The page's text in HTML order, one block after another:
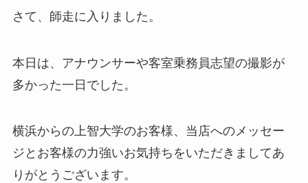
さて、師走に入りました。
本日は、アナウンサーや客室乗務員志望の撮影が
多かった一日でした。
横浜からの上智大学のお客様、当店へのメッセー
ジとお客様の力強いお気持ちをいただきましてあ
りがとうございます。